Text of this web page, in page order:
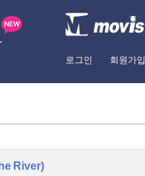
로그인 회원가입
River)